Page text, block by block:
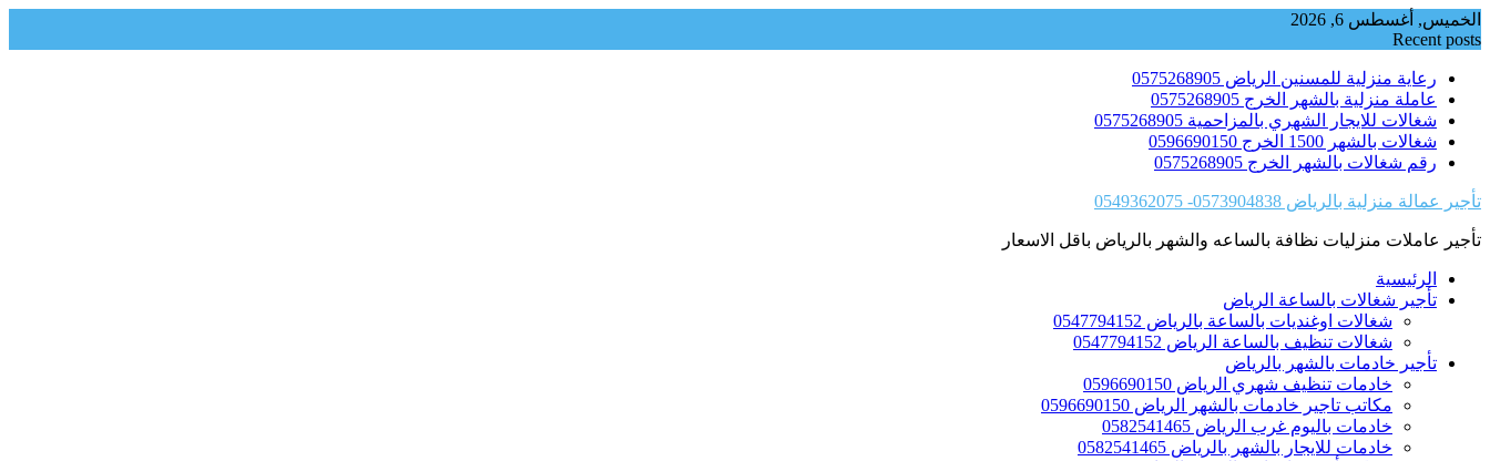
Skip
to
الخميس, أغسطس 6, 2026
Recent posts
رعاية منزلية للمسنين الرياض 0575268905
عاملة منزلية بالشهر الخرج 0575268905
شغالات للايجار الشهري بالمزاحمية 0575268905
شغالات بالشهر 1500 الخرج 0596690150
رقم شغالات بالشهر الخرج 0575268905
تأجير عمالة منزلية بالرياض 0573904838- 0549362075
تأجير عاملات منزليات نظافة بالساعه والشهر بالرياض باقل الاسعار
الرئيسية
تأجير شغالات بالساعة الرياض
شغالات اوغنديات بالساعة بالرياض 0547794152
شغالات تنظيف بالساعة الرياض 0547794152
تأجير خادمات بالشهر بالرياض
خادمات تنظيف شهري الرياض 0596690150
مكاتب تاجير خادمات بالشهر الرياض 0596690150
خادمات باليوم غرب الرياض 0582541465
خادمات للايجار بالشهر بالرياض 0582541465